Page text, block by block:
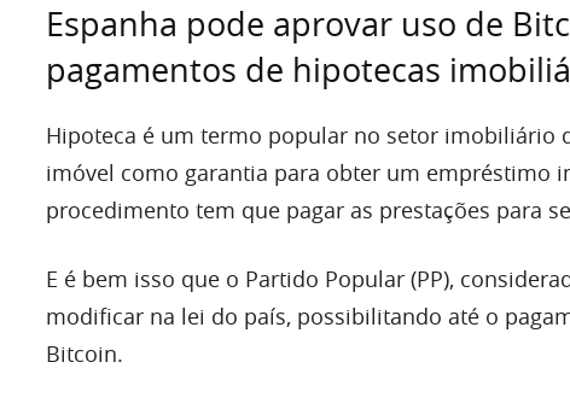
Espanha pode aprovar uso de
pagamentos de hipotecas
Hipoteca é um termo popular no setor imobiliário
imóvel como garantia para obter um empréstimo
procedimento tem que pagar as prestações para
E é bem isso que o Partido Popular (PP),
modificar na lei do país, possibilitando até o
Bitcoin.